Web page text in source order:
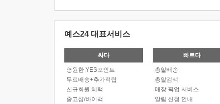
예스24 대표서비스
싸다
영원한 YES포인트
무료배송+추가적립
신규회원 혜택
중고샵/바이백
빠르다
총알배송
총알검색
매장 픽업 서비스
알림 신청 안내